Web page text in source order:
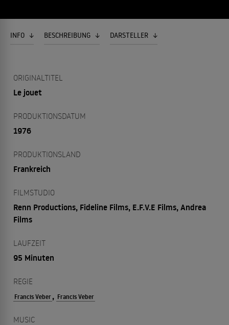
INFO BESCHREIBUNG DARSTELLER
ORIGINALTITEL
Le jouet
PRODUKTIONSDATUM
1976
PRODUKTIONSLAND
Frankreich
FILMSTUDIO
Renn Productions, Fideline Films, E.F.V.E Films, Andrea
Films
LAUFZEIT
95 Minuten
REGIE
Francis Veber, Francis Veber
MUSIC